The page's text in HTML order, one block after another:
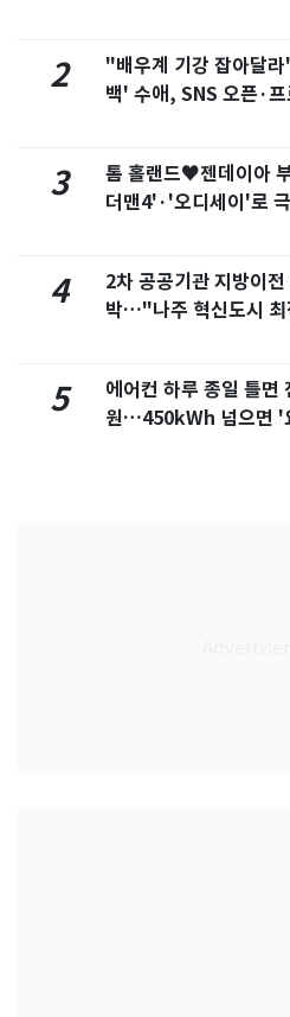
2
"배우계 기강 잡아달
백' 수애, SNS 오픈·프
3
톰 홀랜드♥젠데이아
더맨4'·'오디세이'로
4
2차 공공기관 지방이전
박…"나주 혁신도시
5
에어컨 하루 종일 틀면
원…450kWh 넘으면 '